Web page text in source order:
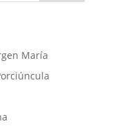
María